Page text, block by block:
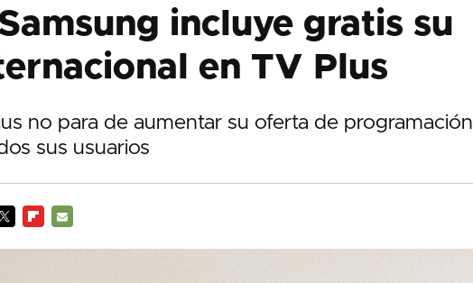
incluye gratis su
en TV Plus
no para de aumentar su oferta de programación
sus usuarios